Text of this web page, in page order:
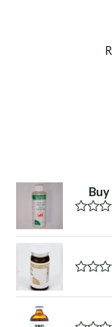
a
d
a